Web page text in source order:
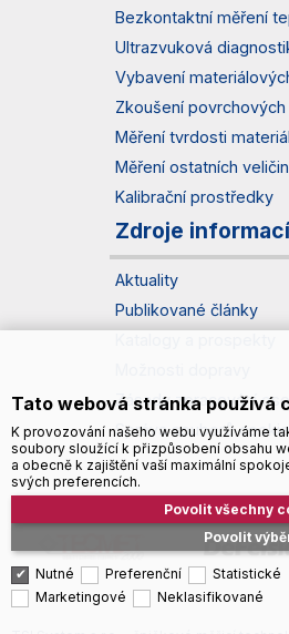
Bezkontaktní měření
Ultrazvuková
Vybavení
Zkoušení povrchových
Měření tvrdosti
Měření ostatních veličin
Kalibrační prostředky
Zdroje informací
Aktuality
Publikované články
Zásady zpracování
Správa souborů
Tato webová stránka používá
K provozování našeho webu využíváme
soubory sloužící k přizpůsobení obsahu
a obecně k zajištění vaší maximální
svých preferencích.
Povolit
Povolit všechny
Nutné Preferenční
Statistické
Marketingové
Neklasifikované